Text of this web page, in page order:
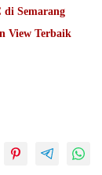
Semarang
View Terbaik